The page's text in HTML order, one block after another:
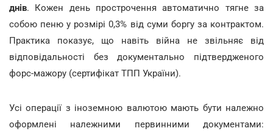
днів. Кожен день прострочення автоматично тягне за
собою пеню у розмірі 0,3% від суми боргу за контрактом.
Практика показує, що навіть війна не звільняє від
відповідальності без документально підтвердженого
форс-мажору (сертифікат ТПП України).
Усі операції з іноземною валютою мають бути належно
оформлені належними первинними документами: